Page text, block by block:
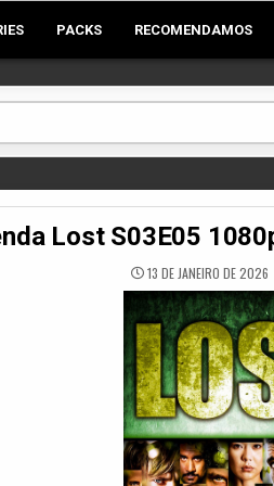
PACKS RECOMENDAMOS
Lost S03E05
13 DE JANEIRO DE 2026